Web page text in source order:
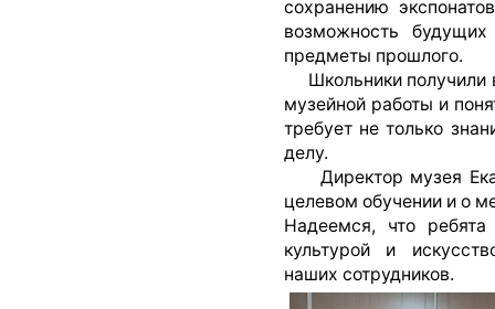
сохранению
возможность будущих
предметы прошлого.
Школьники получили
музейной работы и
требует не только
делу.
Директор музея
целевом обучении и о
Надеемся, что
культурой и
наших сотрудников.